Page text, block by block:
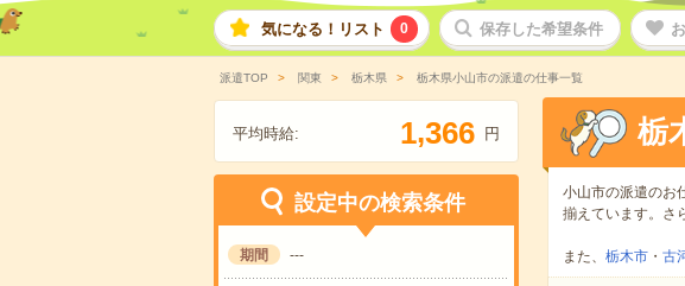
気になる！リスト 0 保存した希望条件
派遣TOP 関東 栃木県 栃木県小山市の派遣の仕事一覧
平均時給: 1,366 円
設定中の検索条件
期間 ---
栃
小山市の派遣のお
揃えています。さ
また、 栃木市・ 古